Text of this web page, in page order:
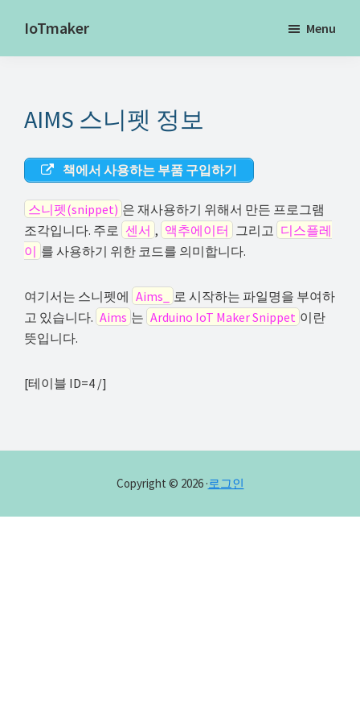
main
IoTmaker
터
에
대
한
모
든
여
기
해
Menu
AIMS 스니펫 정보
책에서 사용하는 부품 구입하기
스니펫(snippet) 은 재사용하기 위해서 만든 프로그램
조각입니다. 주로 센서 , 액추에이터 그리고 디스플레
이 를 사용하기 위한 코드를 의미합니다.
여기서는 스니펫에 Aims_
로 시작하는 파일명을 부여하
고 있습니다. Aims 는 Arduino IoT Maker Snippet 이란
뜻입니다.
[테이블 ID=4 /]
Copyright © 2026 ·로그인